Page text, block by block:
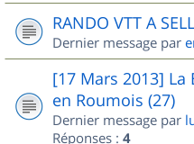
RANDO VTT A
Dernier message par
[17 Mars 2013] La
en Roumois (27)
Dernier message par
Réponses : 4